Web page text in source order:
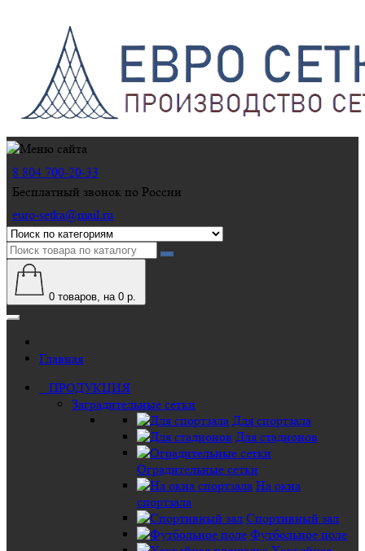
8 804 700-20-33
Бесплатный звонок по России
euro-setka@mail.ru
0 товаров, на 0 р.
Главная
ПРОДУКЦИЯ
Заградительные сетки
Для спортзала
Для стадионов
Оградительные сетки
На окна
спортзала
Спортивный зал
Футбольное поле